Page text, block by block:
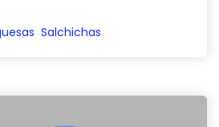
Salchichas